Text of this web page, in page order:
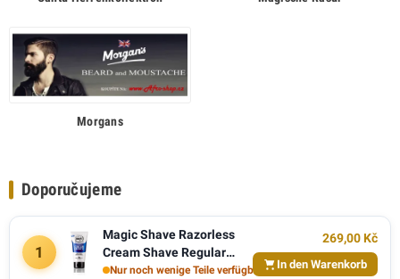
Morgans
Doporučujeme
1
Magic Shave Razorless
Cream Shave Regular
170g
Nur noch wenige Teile verfügbar
269,00 Kč
In den Warenkorb